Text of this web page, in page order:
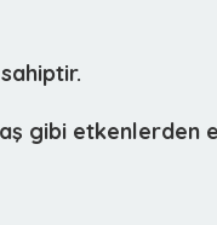
gibi etkenlerden